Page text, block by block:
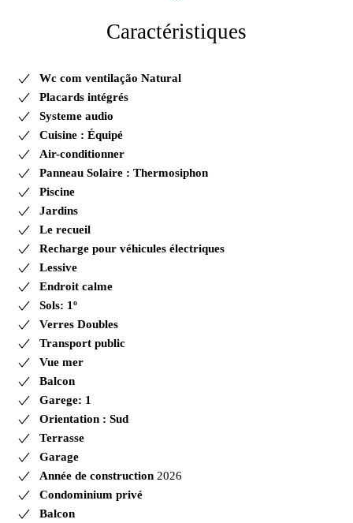
Caractéristiques
Wc com ventilação Natural
Placards intégrés
Systeme audio
Cuisine : Équipé
Air-conditionner
Panneau Solaire : Thermosiphon
Piscine
Jardins
Le recueil
Recharge pour véhicules électriques
Lessive
Endroit calme
Sols: 1º
Verres Doubles
Transport public
Vue mer
Balcon
Garege: 1
Orientation : Sud
Terrasse
Garage
Année de construction 2026
Condominium privé
Balcon